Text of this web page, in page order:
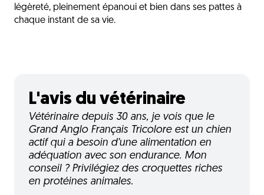
légèreté, pleinement épanoui et bien dans ses pattes à
chaque instant de sa vie.
L'avis du vétérinaire
Vétérinaire depuis 30 ans, je vois que le
Grand Anglo Français Tricolore est un chien
actif qui a besoin d’une alimentation en
adéquation avec son endurance. Mon
conseil ? Privilégiez des croquettes riches
en protéines animales.